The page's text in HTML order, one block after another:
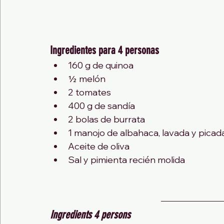
Ingredientes para 4 personas
160 g de quinoa
½ melón
2 tomates
400 g de sandía
2 bolas de burrata
1 manojo de albahaca, lavada y
Aceite de oliva
Sal y pimienta recién molida
Ingredients 4 persons